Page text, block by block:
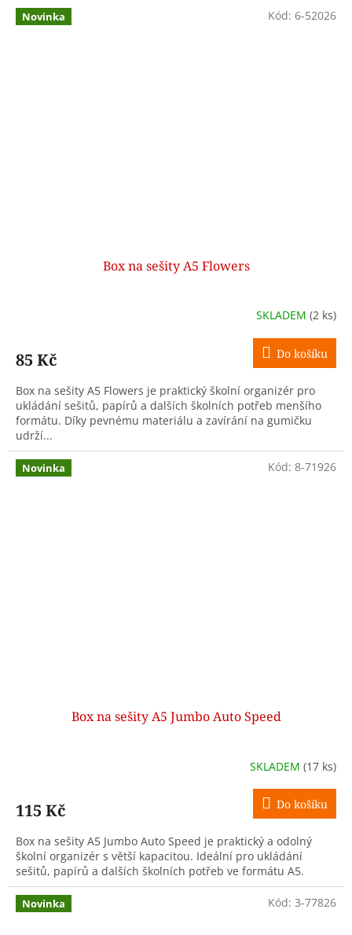
Novinka
Box na sešity A5 Flowers
SKLADEM (2 ks)
85 Kč Do košíku
Box na sešity A5 Flowers je praktický školní organizér pro
ukládání sešitů, papírů a dalších školních potřeb menšího
formátu. Díky pevnému materiálu a zavírání na gumičku
udrží...
Kód: 6-52026
Novinka
Box na sešity A5 Jumbo Auto Speed
SKLADEM (17 ks)
115 Kč Do košíku
Box na sešity A5 Jumbo Auto Speed je praktický a odolný
školní organizér s větší kapacitou. Ideální pro ukládání
sešitů, papírů a dalších školních potřeb ve formátu A5.
Kód: 8-71926
Novinka Kód: 3-77826